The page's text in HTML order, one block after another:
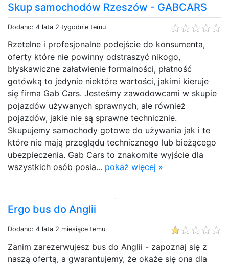
Skup samochodów Rzeszów - GABCARS
Dodano: 4 lata 2 tygodnie temu
Rzetelne i profesjonalne podejście do konsumenta,
oferty które nie powinny odstraszyć nikogo,
błyskawiczne załatwienie formalności, płatność
gotówką to jedynie niektóre wartości, jakimi kieruje
się firma Gab Cars. Jesteśmy zawodowcami w skupie
pojazdów używanych sprawnych, ale również
pojazdów, jakie nie są sprawne technicznie.
Skupujemy samochody gotowe do używania jak i te
które nie mają przeglądu technicznego lub bieżącego
ubezpieczenia. Gab Cars to znakomite wyjście dla
wszystkich osób posia... pokaż więcej »
Ergo bus do Anglii
Dodano: 4 lata 2 miesiące temu
Zanim zarezerwujesz bus do Anglii - zapoznaj się z
naszą ofertą, a gwarantujemy, że okaże się ona dla